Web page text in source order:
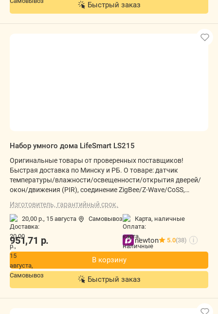
Быстрый заказ
Набор умного дома LifeSmart LS215
Оригинальные товары от проверенных поставщиков!
Быстрая доставка по Минску и РБ. О товаре: датчик
температуры/влажности/освещенности/открытия дверей/
окон/движения (PIR), соединение ZigBee/Z-Wave/CoSS,
внутри помещения
Изготовитель, гарантийный срок.
20,00 р., 15 августа Самовывоз карта, наличные
951,71 р. newton 5.0(38) i
В корзину
Быстрый заказ